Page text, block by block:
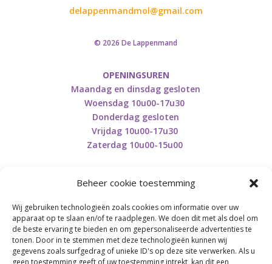
Beheer cookie toestemming
Wij gebruiken technologieën zoals cookies om informatie over uw
apparaat op te slaan en/of te raadplegen. We doen dit met als doel om
de beste ervaring te bieden en om gepersonaliseerde advertenties te
tonen. Door in te stemmen met deze technologieën kunnen wij
gegevens zoals surfgedrag of unieke ID's op deze site verwerken. Als u
geen toestemming geeft of uw toestemming intrekt, kan dit een
delappenmandmol@gmail.com
© 2026 De Lappenmand
OPENINGSUREN
Maandag en dinsdag gesloten
Woensdag 10u00-17u30
Donderdag gesloten
Vrijdag 10u00-17u30
Zaterdag 10u00-15u00
Retourneren en herroepen
BE0746.853.082